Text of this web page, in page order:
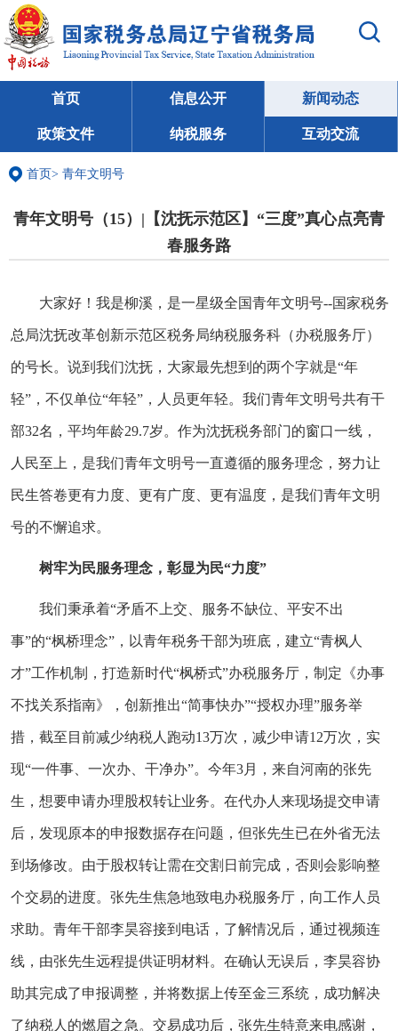
首页 信息公开 新闻动态
政策文件 纳税服务 互动交流
首页> 青年文明号
青年文明号（15）|【沈抚示范区】“三度”真心点亮青
春服务路
大家好！我是柳溪，是一星级全国青年文明号--国家税务
总局沈抚改革创新示范区税务局纳税服务科（办税服务厅）
的号长。说到我们沈抚，大家最先想到的两个字就是“年
轻”，不仅单位“年轻”，人员更年轻。我们青年文明号共有干
部32名，平均年龄29.7岁。作为沈抚税务部门的窗口一线，
人民至上，是我们青年文明号一直遵循的服务理念，努力让
民生答卷更有力度、更有广度、更有温度，是我们青年文明
号的不懈追求。
树牢为民服务理念，彰显为民“力度”
我们秉承着“矛盾不上交、服务不缺位、平安不出
事”的“枫桥理念”，以青年税务干部为班底，建立“青枫人
才”工作机制，打造新时代“枫桥式”办税服务厅，制定《办事
不找关系指南》，创新推出“简事快办”“授权办理”服务举
措，截至目前减少纳税人跑动13万次，减少申请12万次，实
现“一件事、一次办、干净办”。今年3月，来自河南的张先
生，想要申请办理股权转让业务。在代办人来现场提交申请
后，发现原本的申报数据存在问题，但张先生已在外省无法
到场修改。由于股权转让需在交割日前完成，否则会影响整
个交易的进度。张先生焦急地致电办税服务厅，向工作人员
求助。青年干部李昊容接到电话，了解情况后，通过视频连
线，由张先生远程提供证明材料。在确认无误后，李昊容协
助其完成了申报调整，并将数据上传至金三系统，成功解决
了纳税人的燃眉之急。交易成功后，张先生特意来电感谢，